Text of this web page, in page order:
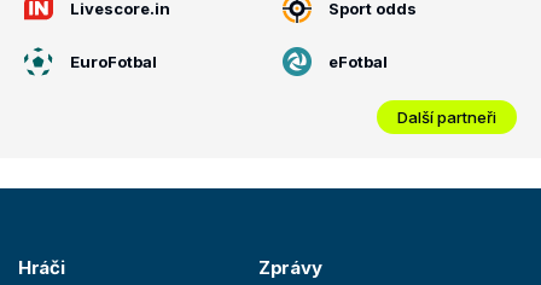
Livescore.in Sport odds
EuroFotbal eFotbal
Další partneři
Hráči Zprávy